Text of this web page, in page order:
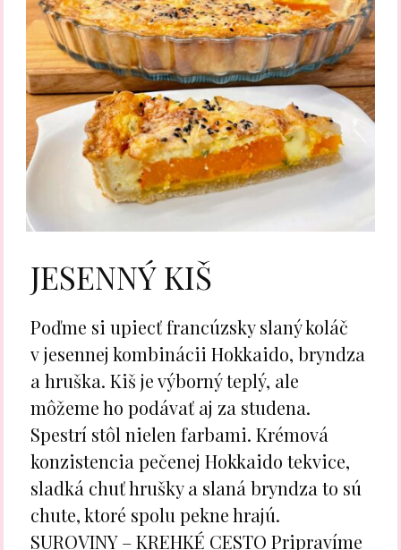
JESENNÝ KIŠ
Poďme si upiecť francúzsky slaný koláč
v jesennej kombinácii Hokkaido, bryndza
a hruška. Kiš je výborný teplý, ale
môžeme ho podávať aj za studena.
Spestrí stôl nielen farbami. Krémová
konzistencia pečenej Hokkaido tekvice,
sladká chuť hrušky a slaná bryndza to sú
chute, ktoré spolu pekne hrajú.
SUROVINY – KREHKÉ CESTO Pripravíme